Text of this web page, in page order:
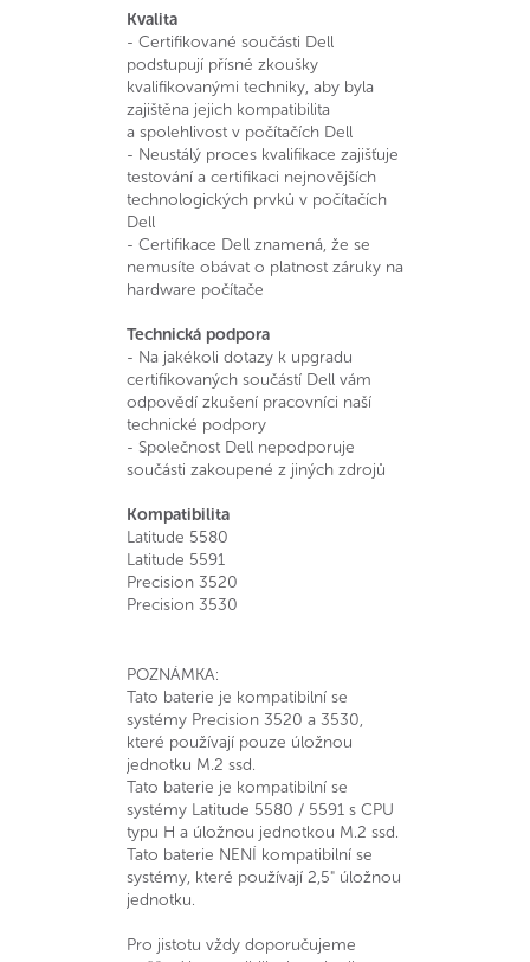
Kvalita
- Certifikované součásti Dell
podstupují přísné zkoušky
kvalifikovanými techniky, aby byla
zajištěna jejich kompatibilita
a spolehlivost v počítačích Dell
- Neustálý proces kvalifikace zajišťuje
testování a certifikaci nejnovějších
technologických prvků v počítačích
Dell
- Certifikace Dell znamená, že se
nemusíte obávat o platnost záruky na
hardware počítače
Technická podpora
- Na jakékoli dotazy k upgradu
certifikovaných součástí Dell vám
odpovědí zkušení pracovníci naší
technické podpory
- Společnost Dell nepodporuje
součásti zakoupené z jiných zdrojů
Kompatibilita
Latitude 5580
Latitude 5591
Precision 3520
Precision 3530
POZNÁMKA:
Tato baterie je kompatibilní se
systémy Precision 3520 a 3530,
které používají pouze úložnou
jednotku M.2 ssd.
Tato baterie je kompatibilní se
systémy Latitude 5580 / 5591 s CPU
typu H a úložnou jednotkou M.2 ssd.
Tato baterie NENÍ kompatibilní se
systémy, které používají 2,5" úložnou
jednotku.
Pro jistotu vždy doporučujeme